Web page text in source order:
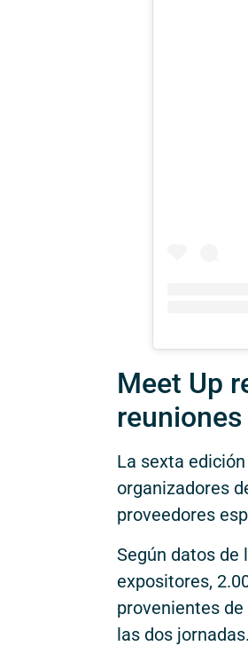
Meet Up
reuniones
La sexta
organizadores
proveedores
Según datos de
expositores,
provenientes
las dos jornadas.